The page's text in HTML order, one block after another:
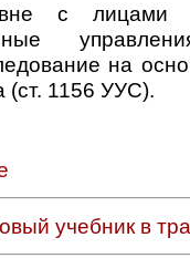
с лицами
на
(ст. 1156 УУС).
учебник в